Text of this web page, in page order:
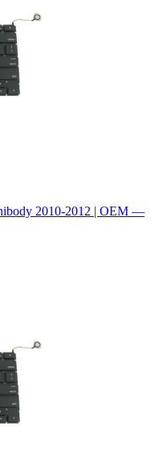
2010-2012 | OEM —